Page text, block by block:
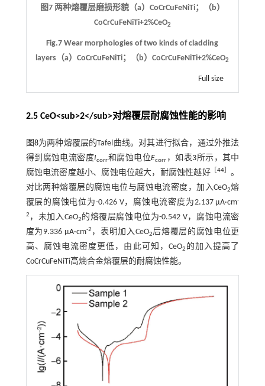
图7 两种熔覆层磨损形貌（a）CoCrCuFeNiTi；（b）
CoCrCuFeNiTi+2%CeO2
Fig.7 Wear morphologies of two kinds of cladding
layers（a）CoCrCuFeNiTi；（b）CoCrCuFeNiTi+2%CeO2
Full size
2.5 CeO<sub>2</sub>对熔覆层耐腐蚀性能的影响
图8为两种熔覆层的Tafel曲线。对其进行拟合，通过外推法
得到腐蚀电流密度Icorr和腐蚀电位Ecorr ，如 表3所示，其中
腐蚀电流密度越小、腐蚀电位越大，耐腐蚀性越好 ［44
。
对比两种熔覆层的腐蚀电位与腐蚀电流密度，加入CeO2熔
覆层的腐蚀电位为-0.426 V，腐蚀电流密度为2.137 μA·cm-
2 ，未加入CeO2 的熔覆层腐蚀电位为-0.542 V，腐蚀电流密
度为9.336 μA·cm-2 ，表明加入CeO2后熔覆层的腐蚀电位更
高、腐蚀电流密度更低，由此可知，CeO2 的加入提高了
CoCrCuFeNiTi高熵合金熔覆层的耐腐蚀性能。